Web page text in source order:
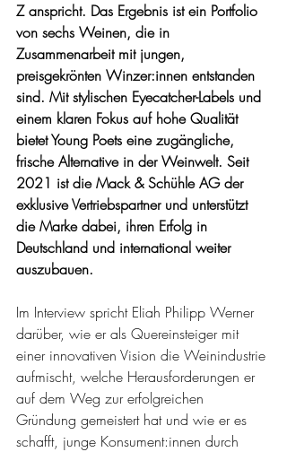
Z anspricht. Das Ergebnis ist ein Portfolio
von sechs Weinen, die in
Zusammenarbeit mit jungen,
preisgekrönten Winzer:innen entstanden
sind. Mit stylischen Eyecatcher-Labels und
einem klaren Fokus auf hohe Qualität
bietet Young Poets eine zugängliche,
frische Alternative in der Weinwelt. Seit
2021 ist die Mack & Schühle AG der
exklusive Vertriebspartner und unterstützt
die Marke dabei, ihren Erfolg in
Deutschland und international weiter
auszubauen.
Im Interview spricht Eliah Philipp Werner
darüber, wie er als Quereinsteiger mit
einer innovativen Vision die Weinindustrie
aufmischt, welche Herausforderungen er
auf dem Weg zur erfolgreichen
Gründung gemeistert hat und wie er es
schafft, junge Konsument:innen durch